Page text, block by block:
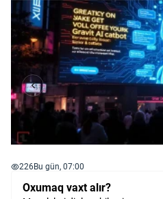
226 Bu gün, 07:00
Oxumaq vaxt alır?